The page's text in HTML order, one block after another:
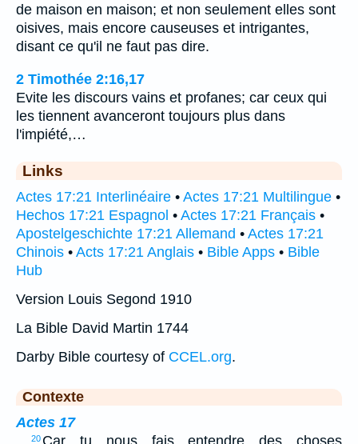
de maison en maison; et non seulement elles sont
oisives, mais encore causeuses et intrigantes,
disant ce qu'il ne faut pas dire.
2 Timothée 2:16,17
Evite les discours vains et profanes; car ceux qui
les tiennent avanceront toujours plus dans
l'impiété,…
Links
Actes 17:21 Interlinéaire • Actes 17:21 Multilingue •
Hechos 17:21 Espagnol • Actes 17:21 Français •
Apostelgeschichte 17:21 Allemand • Actes 17:21
Chinois • Acts 17:21 Anglais • Bible Apps • Bible
Hub
Version Louis Segond 1910
La Bible David Martin 1744
Darby Bible courtesy of CCEL.org.
Contexte
Actes 17
20 Car tu nous fais entendre des choses